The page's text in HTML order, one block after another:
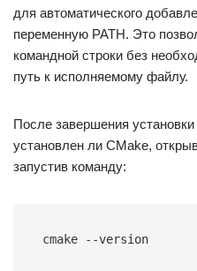
для автоматического
переменную PATH. Это
командной строки без
путь к исполняемому файлу.
После завершения
установлен ли CMake,
запустив команду:
cmake --version